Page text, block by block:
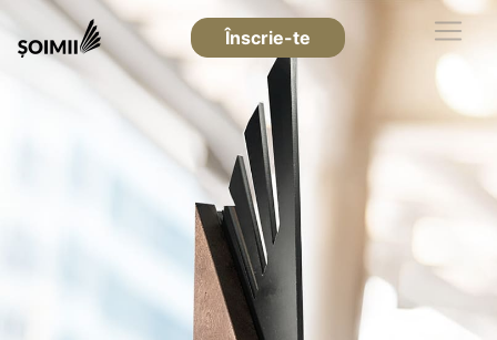
Înscrie-te